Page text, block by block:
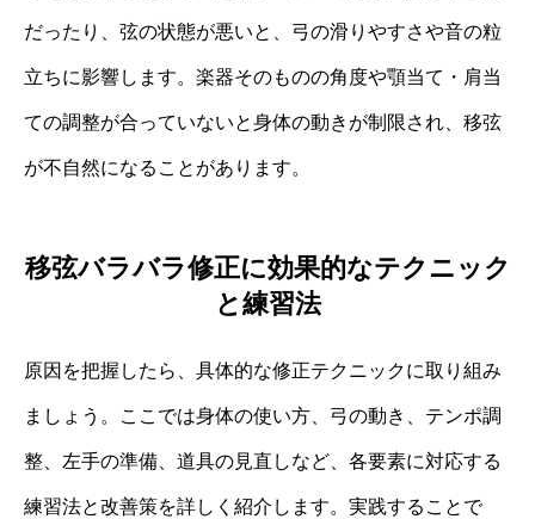
だったり、弦の状態が悪いと、弓の滑りやすさや音の粒
立ちに影響します。楽器そのものの角度や顎当て・肩当
ての調整が合っていないと身体の動きが制限され、移弦
が不自然になることがあります。
移弦バラバラ修正に効果的なテクニック
と練習法
原因を把握したら、具体的な修正テクニックに取り組み
ましょう。ここでは身体の使い方、弓の動き、テンポ調
整、左手の準備、道具の見直しなど、各要素に対応する
練習法と改善策を詳しく紹介します。実践することで